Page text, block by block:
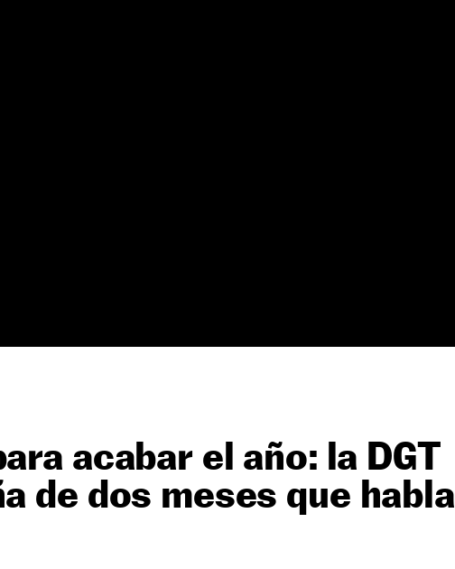
acabar el año: la DGT
de dos meses que habla